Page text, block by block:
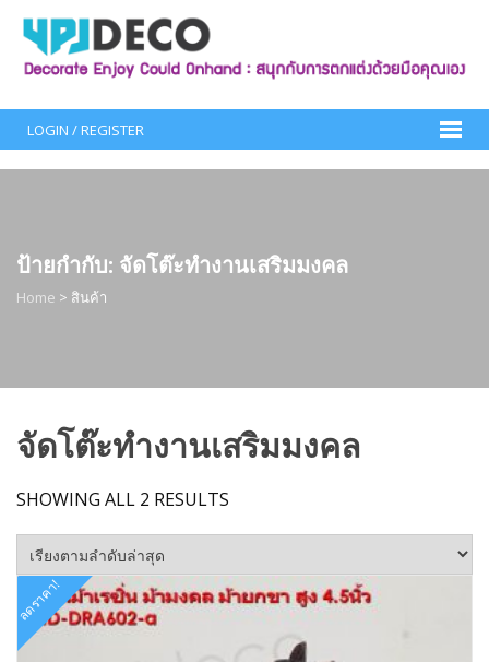
content
LOGIN / REGISTER
ป้ายกำกับ: จัดโต๊ะทำงานเสริมมงคล
Home > สินค้า
จัดโต๊ะทำงานเสริมมงคล
SHOWING ALL 2 RESULTS
ลดราคา!